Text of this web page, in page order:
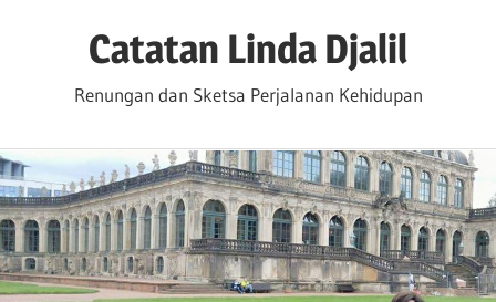
Catatan Linda Djalil
Renungan dan Sketsa Perjalanan Kehidupan